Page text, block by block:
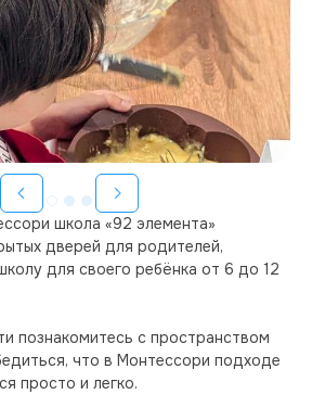
школа «92 элемента»
дверей для родителей,
для своего ребёнка от 6 до 12
познакомитесь с пространством
что в Монтессори подходе
просто и легко.